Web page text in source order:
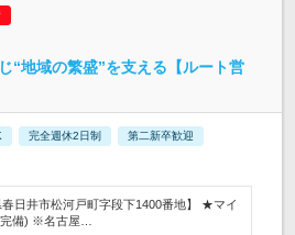
“地域の繁盛”を支える【ルート営
完全週休2日制 第二新卒歓迎
日井市松河戸町字段下1400番地】 ★マイ
備) ※名古屋…